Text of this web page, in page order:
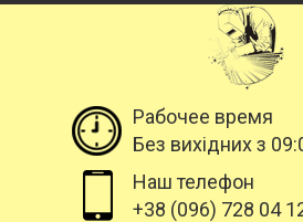
Рабочее время
Без вихідних з
Наш телефон
+38 (096) 728 04